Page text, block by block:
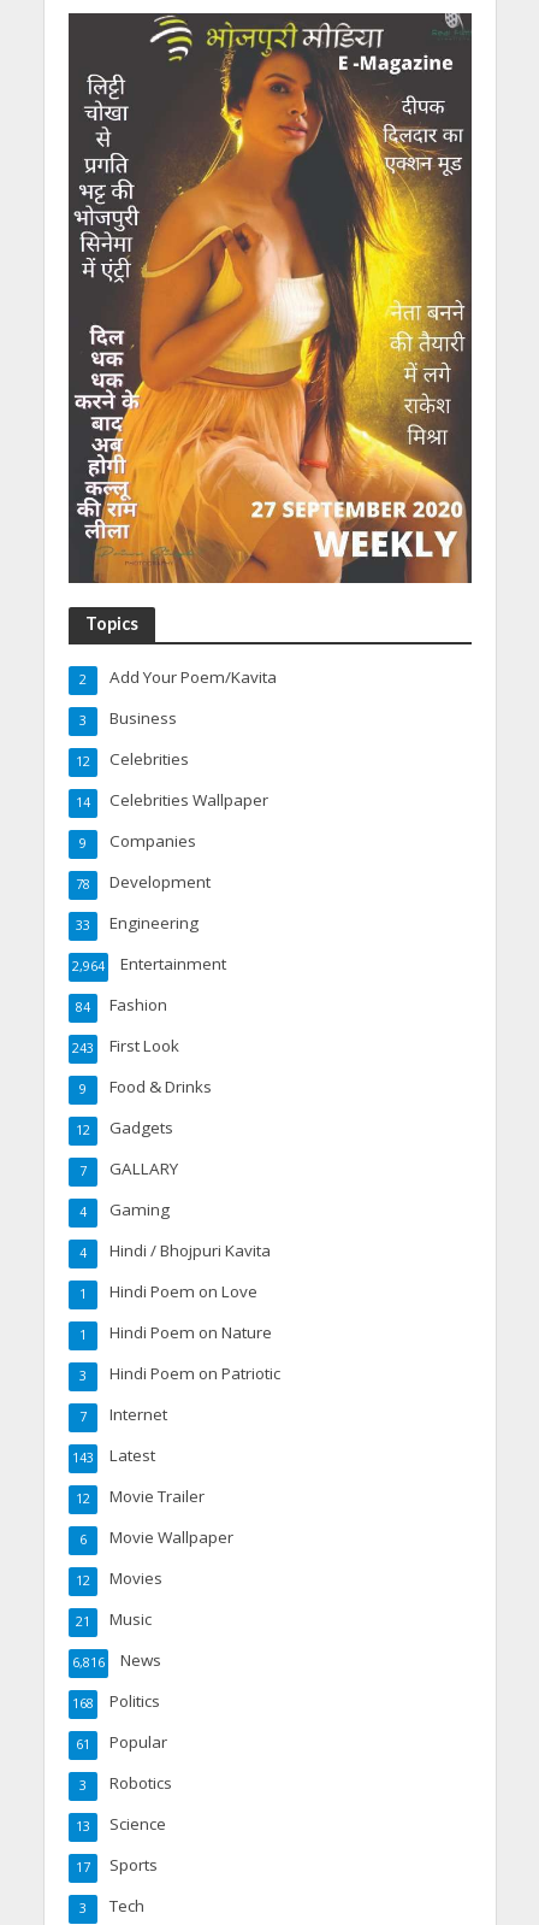
Topics
Add Your Poem/Kavita
2
Business
3
Celebrities
12
Celebrities Wallpaper
14
Companies
9
Development
78
Engineering
33
Entertainment
2,964
Fashion
84
First Look
243
Food & Drinks
9
Gadgets
12
GALLARY
7
Gaming
4
Hindi / Bhojpuri Kavita
4
Hindi Poem on Love
1
Hindi Poem on Nature
1
Hindi Poem on Patriotic
3
Internet
7
Latest
143
Movie Trailer
12
Movie Wallpaper
6
Movies
12
Music
21
News
6,816
Politics
168
Popular
61
Robotics
3
Science
13
Sports
17
Tech
3